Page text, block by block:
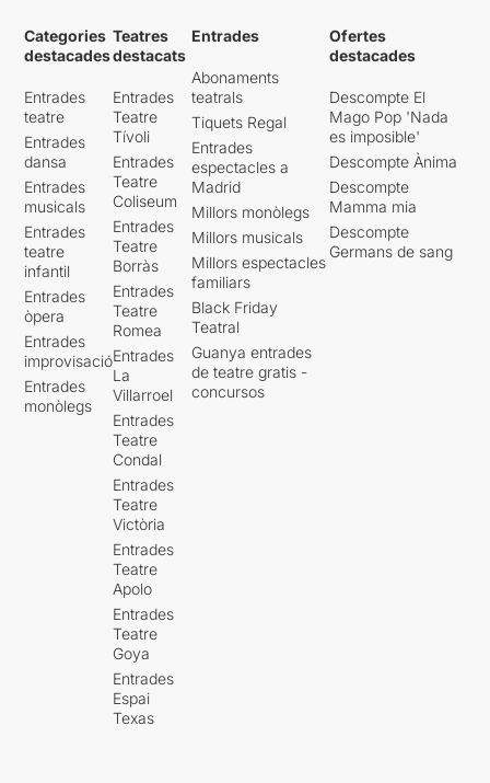
Categories
destacades
Entrades
teatre
Entrades
dansa
Entrades
musicals
Entrades
teatre
infantil
Entrades
òpera
Entrades
improvisació
Entrades
monòlegs
Teatres
destacats
Entrades
Teatre
Tívoli
Entrades
Teatre
Coliseum
Entrades
Teatre
Borràs
Entrades
Teatre
Romea
Entrades
La
Villarroel
Entrades
Teatre
Condal
Entrades
Teatre
Victòria
Entrades
Teatre
Apolo
Entrades
Teatre
Goya
Entrades
Espai
Texas
Entrades
Abonaments
teatrals
Tiquets Regal
Entrades
espectacles a
Madrid
Millors monòlegs
Millors musicals
Millors espectacles
familiars
Black Friday
Teatral
Guanya entrades
de teatre gratis -
concursos
Ofertes
destacades
Descompte El
Mago Pop 'Nada
es imposible'
Descompte Ànima
Descompte
Mamma mia
Descompte
Germans de sang